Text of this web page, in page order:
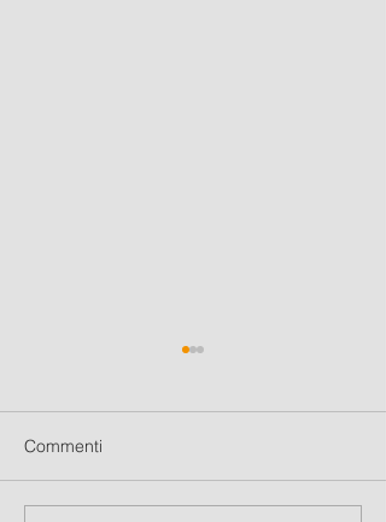
Nuovi eventi online!
Commenti